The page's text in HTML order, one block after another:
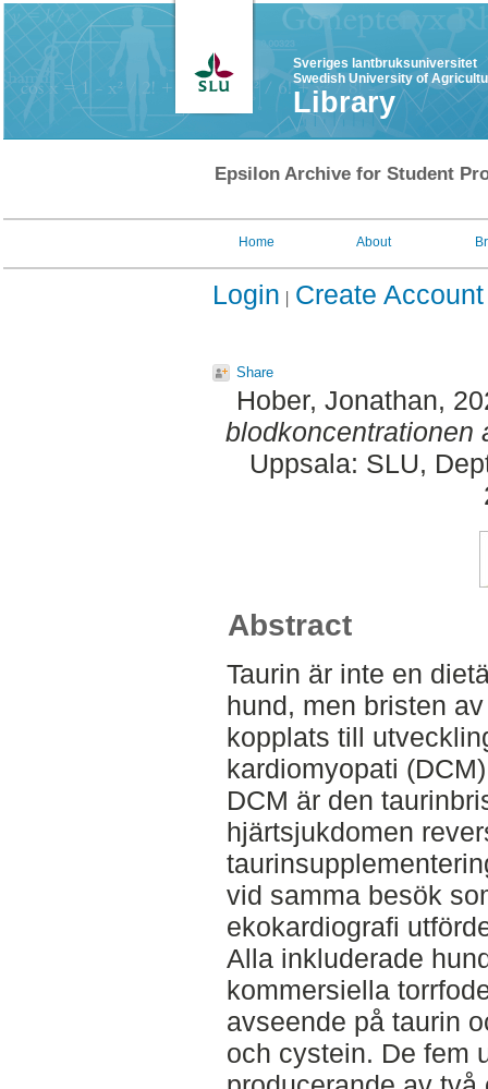
Sveriges lantbruksuniversitet
Swedish University of
Library
Epsilon Archive for Student
Home About
Login Create Account
Share
Hober, Jonathan,
blodkoncentrationen
Uppsala: SLU,
Abstract
Taurin är inte en
hund, men bristen
kopplats till
kardiomyopati
DCM är den
hjärtsjukdomen
vid samma besök
ekokardiografi
Alla inkluderade
kommersiella
avseende på taurin
och cystein. De fem